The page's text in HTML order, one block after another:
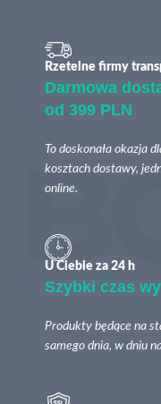
Rzetelne firmy
Darmowa
od 399 PLN
To doskonała okazja
kosztach dostawy,
online.
U Ciebie za 24 h
Szybki czas
Produkty będące na
samego dnia, w dniu